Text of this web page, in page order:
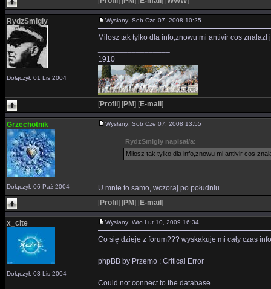
RydzSmigly
Dołączył: 01 Lis 2004
Wysłany: Sob Cze 07, 2008 10:25
Miłosz tak tylko dla info,znowu mi antivir cos
1910
[Profil ] [PM] [E-mail ]
Grzechotnik
Dołączył: 06 Paź 2004
Wysłany: Sob Cze 07, 2008 13:55
RydzSmigly napisał/a:
Miłosz tak tylko dla info,znowu mi antivir cos
U mnie to samo, wczoraj po południu...
[Profil ] [PM] [E-mail ]
x_cite
Dołączył: 03 Lis 2004
Wysłany: Wto Lut 10, 2009 16:34
Co się dzieje z forum??? wyskakuje mi cały czas
phpBB by Przemo : Critical Error
Could not connect to the database.